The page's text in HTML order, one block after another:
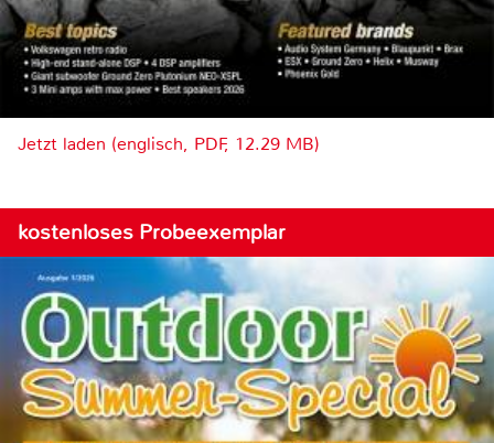
Jetzt laden (englisch, PDF, 12.29 MB)
kostenloses Probeexemplar